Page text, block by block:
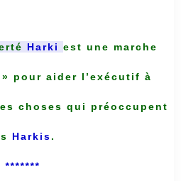
Harki est une marche
pour aider l’exécutif à
choses qui préoccupent
Harkis.
*******